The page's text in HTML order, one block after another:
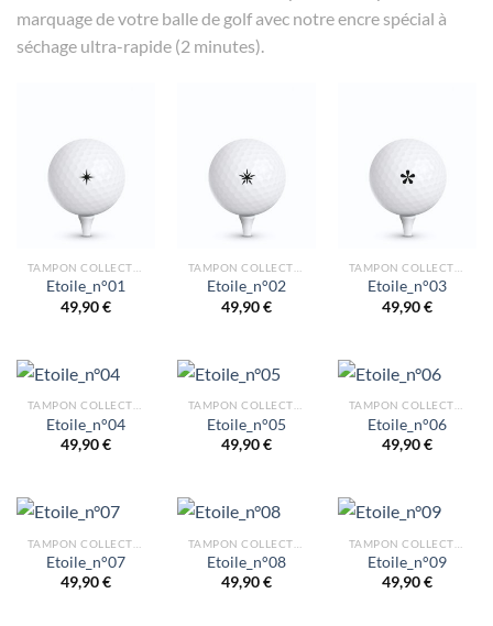
marquage de votre balle de golf avec notre encre spécial à
séchage ultra-rapide (2 minutes).
Etoile_n°01
49,90€
Etoile_n°02
49,90€
Etoile_n°03
49,90€
Etoile_n°04
49,90€
Etoile_n°05
49,90€
Etoile_n°06
49,90€
Etoile_n°07
49,90€
Etoile_n°08
49,90€
Etoile_n°09
49,90€